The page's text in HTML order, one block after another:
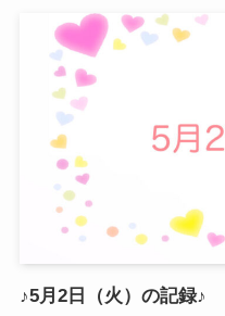
♪5月2日（火）の記録♪